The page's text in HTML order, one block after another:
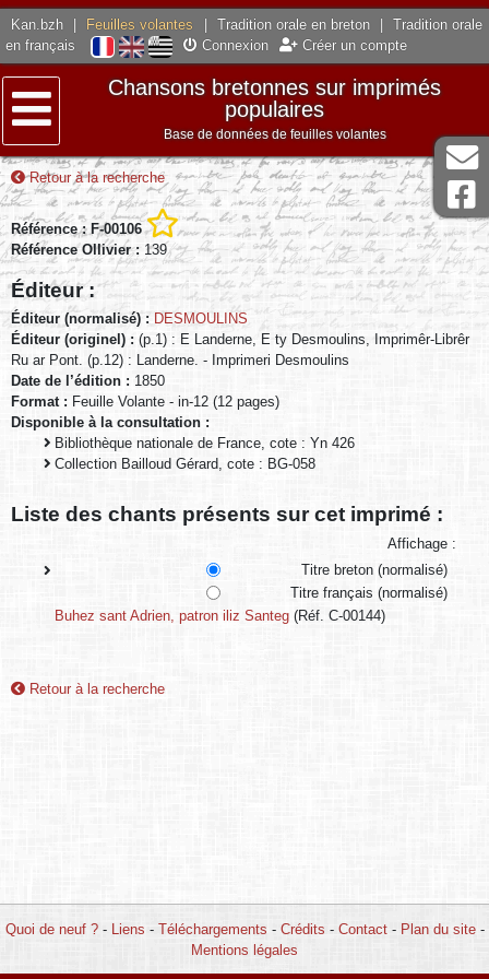
Kan.bzh Feuilles volantes Tradition orale en breton
Tradition orale
en français
Connexion Créer un compte
Menu
Chansons bretonnes sur imprimés
populaires
Base de données de feuilles volantes
Retour à la recherche
Référence : F-00106
Référence Ollivier : 139
Éditeur :
Éditeur (normalisé) : DESMOULINS
Éditeur (originel) : (p.1) : E Landerne, E ty Desmoulins, Imprimêr-Librêr
Ru ar Pont. (p.12) : Landerne. - Imprimeri Desmoulins
Date de l’édition : 1850
Format : Feuille Volante - in-12 (12 pages)
Disponible à la consultation :
Bibliothèque nationale de France, cote : Yn 426
Collection Bailloud Gérard, cote : BG-058
Liste des chants présents sur cet imprimé :
Affichage :
Titre breton (normalisé)
Titre français (normalisé)
Buhez sant Adrien, patron iliz Santeg (Réf. C-00144)
Retour à la recherche
Quoi de neuf ?- Liens - Téléchargements - Crédits - Contact- Plan du site-
Mentions légales